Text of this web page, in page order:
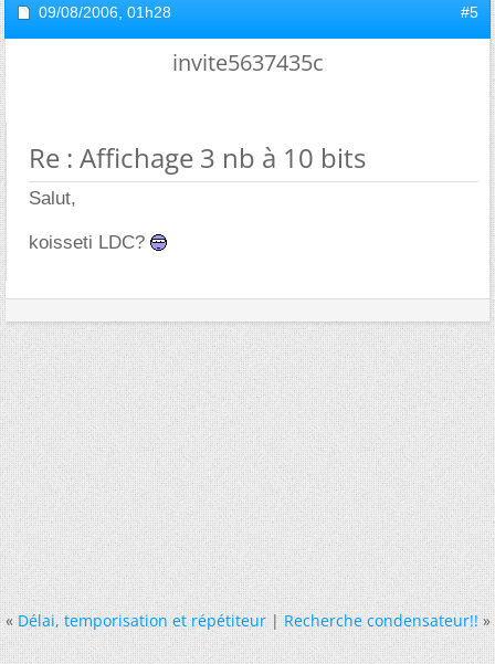
09/08/2006, 01h28 #5
invite5637435c
Re : Affichage 3 nb à 10 bits
Salut,
koisseti LDC?
« Délai, temporisation et répétiteur|Recherche condensateur!! »